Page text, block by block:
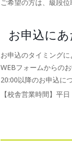
ご希望の方は、級段
お申込に
お申込のタイミング
WEBフォームからの
20:00以降のお申込に
【校舎営業時間】平日